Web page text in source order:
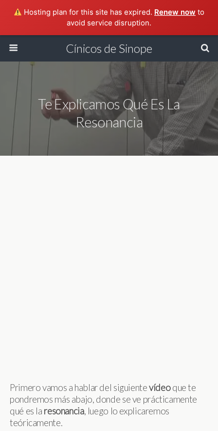
Hosting plan for this site has expired. Renew now to
avoid service disruption.
Cínicos de Sinope
Te Explicamos Qué Es La
Resonancia
Primero vamos a hablar del siguientevídeoque te
pondremos más abajo, donde se ve prácticamente
qué es la resonancia, luego lo explicaremos
teóricamente.